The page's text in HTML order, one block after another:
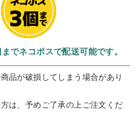
でネコポスで配送可能です。
品が破損してしまう場合があり
は、予めご了承の上ご注文くだ